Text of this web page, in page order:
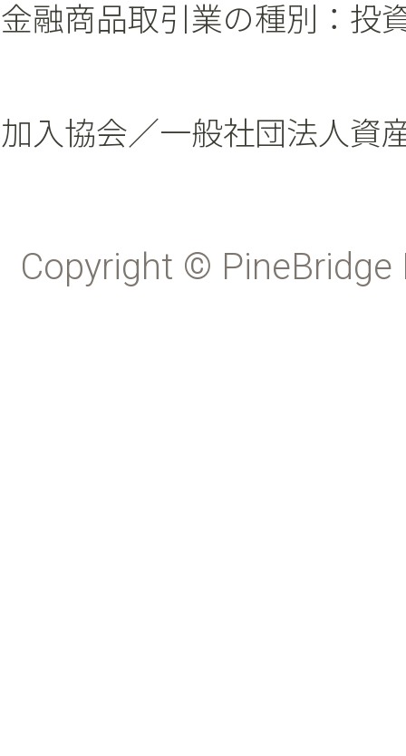
金融商品取引業の種別：投
加入協会／一般社団法人資
Copyright ©